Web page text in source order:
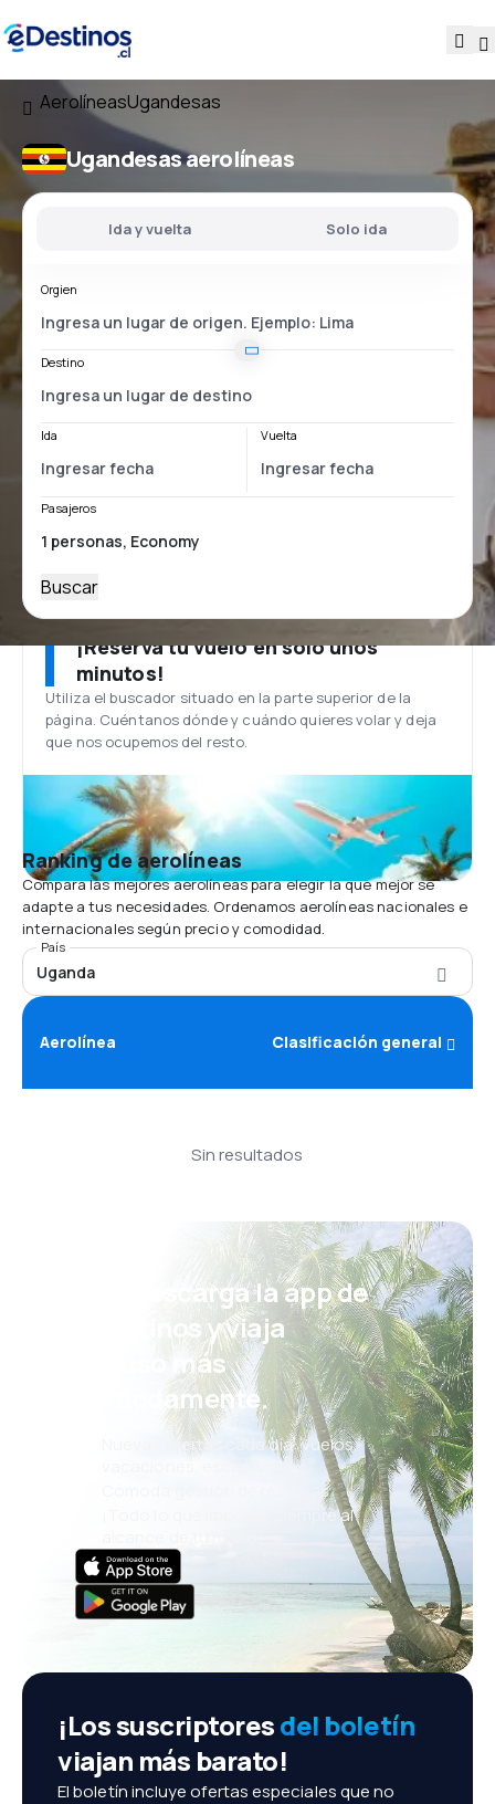
AerolíneasUgandesas
Ugandesas aerolíneas
Ida y vuelta Solo ida
Orgien
Destino
Ida Vuelta
Pasajeros
Buscar
¡Reserva tu vuelo en solo unos
minutos!
Utiliza el buscador situado en la parte superior de la
página. Cuéntanos dónde y cuándo quieres volar y deja
que nos ocupemos del resto.
Ranking de aerolíneas
Compara las mejores aerolíneas para elegir la que mejor se
adapte a tus necesidades. Ordenamos aerolíneas nacionales e
internacionales según precio y comodidad.
País
Uganda
Aerolínea Clasificación general
Sin resultados
¡Eh! Descarga la app de
eDestinos y viaja
incluso más
cómodamente.
Nuevas ofertas cada día: vuelos,
vacaciones, escapadas
Cómoda gestión de reservas
¡Todo lo que importa, siempre al
¡Los suscriptoresdel boletín
viajan más barato!
El boletín incluye ofertas especiales que no